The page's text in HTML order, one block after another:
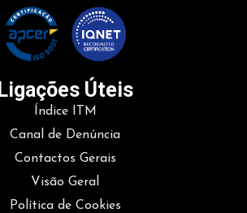
Ligações Úteis
Índice ITM
Canal de Denúncia
Contactos Gerais
Visão Geral
Política de Cookies